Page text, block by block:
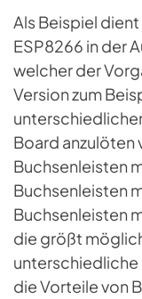
Als Beispiel
ESP8266 in der
welcher der
Version zum
Board anzulöten
Buchsenleisten
Buchsenleisten
Buchsenleisten
die größt
unterschiedliche
die Vorteile von